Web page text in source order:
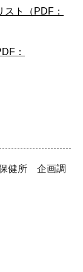
ト（PDF：
：
健所 企画調